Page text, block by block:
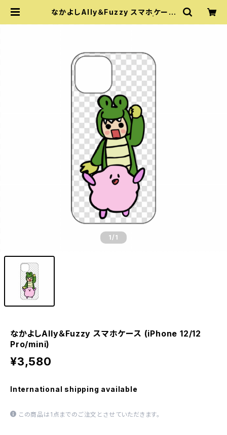
なかよしAlly＆Fuzzy スマホケース
1 /1
なかよしAlly＆Fuzzy スマホケース (iPhone 12/12
Pro/mini)
¥3,580
International shipping available
この商品は1点までのご注文とさせていただきます。